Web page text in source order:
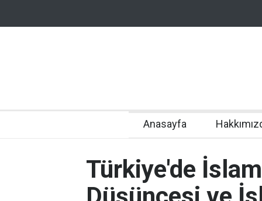
Anasayfa
Türkiye'de